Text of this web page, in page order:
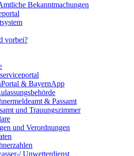
Bekanntmachungen
vorbei?
& BayernApp
& Passamt
und Trauungszimmer
und Verordnungen
Unwetterdienst